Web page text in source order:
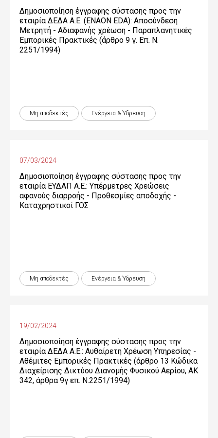
Δημοσιοποίηση έγγραφης σύστασης προς την
εταιρία ΔΕΔΑ Α.Ε. (ENAON EDA): Αποσύνδεση
Μετρητή - Αδιαφανής χρέωση - Παραπλανητικές
Εμπορικές Πρακτικές (άρθρο 9 γ. Επ. Ν.
2251/1994)
Μη αποδεκτές Ενέργεια & Ύδρευση
07/03/2024
Δημοσιοποίηση έγγραφης σύστασης προς την
εταιρία ΕΥΔΑΠ Α.Ε.: Υπέρμετρες Χρεώσεις
αφανούς διαρροής - Προθεσμίες αποδοχής -
Καταχρηστικοί ΓΟΣ
Μη αποδεκτές Ενέργεια & Ύδρευση
19/02/2024
Δημοσιοποίηση έγγραφης σύστασης προς την
εταιρία ΔΕΔΑ Α.Ε.: Αυθαίρετη Χρέωση Υπηρεσίας -
Αθέμιτες Εμπορικές Πρακτικές (άρθρο 13 Κώδικα
Διαχείρισης Δικτύου Διανομής Φυσικού Αερίου, ΑΚ
342, άρθρα 9γ επ. Ν.2251/1994)